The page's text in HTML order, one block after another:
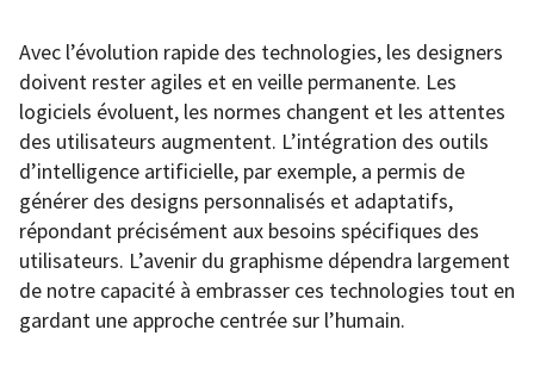
Avec l’évolution rapide des technologies, les designers
doivent rester agiles et en veille permanente. Les
logiciels évoluent, les normes changent et les attentes
des utilisateurs augmentent. L’intégration des outils
d’intelligence artificielle, par exemple, a permis de
générer des designs personnalisés et adaptatifs,
répondant précisément aux besoins spécifiques des
utilisateurs. L’avenir du graphisme dépendra largement
de notre capacité à embrasser ces technologies tout en
gardant une approche centrée sur l’humain.